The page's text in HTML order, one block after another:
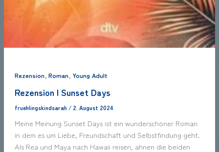
Rezension, Roman, Young Adult
Rezension | Sunset Days
fruehlingskindsarah / 2. August 2024
Meine Meinung Sunset Days ist ein wunderschöner Roman
in dem es um Liebe, Freundschaft und Selbstfindung geht.
Als Rea und Maya nach Hawaii reisen, ahnen die beiden